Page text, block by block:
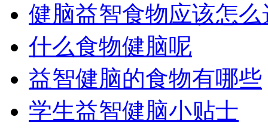
健脑益智食物应该怎
什么食物健脑呢
益智健脑的食物有哪些
学生益智健脑小贴士